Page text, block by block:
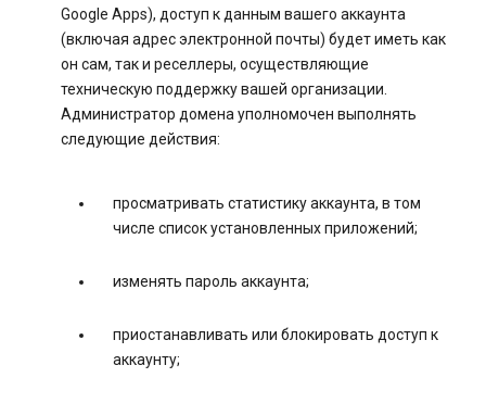
Google Apps), доступ к данным вашего аккаунта
(включая адрес электронной почты) будет иметь как
он сам, так и реселлеры, осуществляющие
техническую поддержку вашей организации.
Администратор домена уполномочен выполнять
следующие действия:
просматривать статистику аккаунта, в том
числе список установленных приложений;
изменять пароль аккаунта;
приостанавливать или блокировать доступ к
аккаунту;